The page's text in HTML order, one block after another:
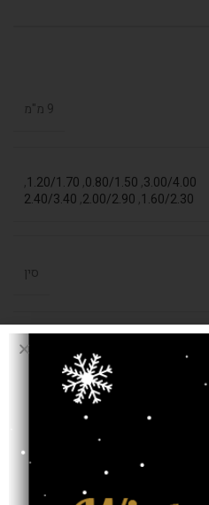
9 מ"מ
3.00/4.00
,
0.80/1.50
,
1.20/1.70
,
1.60/2.30
,
2.00/2.90
,
2.40/3.40
סין
פוליאסטר, פוליפרופילן
750,000 קשר למ"ר
קרם